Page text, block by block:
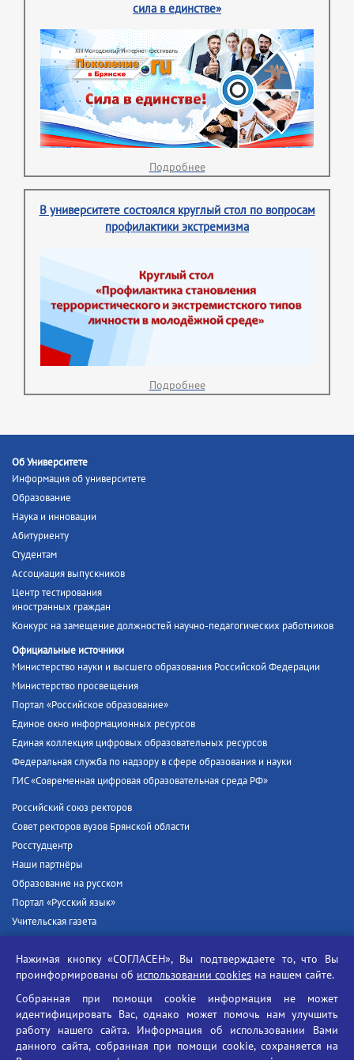
сила в единстве»
Подробнее
В университете состоялся круглый стол по вопросам
профилактики экстремизма
Подробнее
Об Университете
Информация об университете
Образование
Наука и инновации
Абитуриенту
Студентам
Ассоциация выпускников
Центр тестирования
иностранных граждан
Конкурс на замещение должностей научно-педагогических работников
Официальные источники
Министерство науки и высшего образования Российской Федерации
Министерство просвещения
Портал «Российское образование»
Единое окно информационных ресурсов
Единая коллекция цифровых образовательных ресурсов
Федеральная служба по надзору в сфере образования и науки
ГИС «Современная цифровая образовательная среда РФ»
Российский союз ректоров
Совет ректоров вузов Брянской области
Росстудцентр
Наши партнёры
Образование на русском
Портал «Русский язык»
Учительская газета
Единый портал государственных услуг
Противодействие угрозам информационной безопасности
Социальные ролики - Генеральная прокуратура РФ
Противодействие коррупции
Нажимая кнопку «СОГЛАСЕН», Вы подтверждаете то, что Вы
проинформированы об использовании cookies на нашем сайте.
Собранная при помощи cookie информация не может
идентифицировать Вас, однако может помочь нам улучшить
работу нашего сайта. Информация об использовании Вами
данного сайта, собранная при помощи cookie, сохраняется на